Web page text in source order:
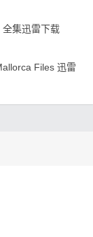
集迅雷下载
Files 迅雷